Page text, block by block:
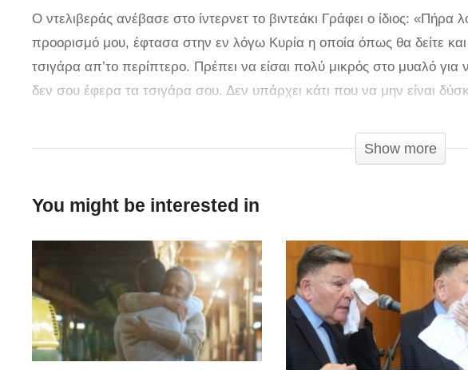
Ο ντελιβεράς ανέβασε στο ίντερνετ το βιντεάκι Γράφει ο ίδιος:
προορισμό μου, έφτασα στην εν λόγω Κυρία η οποία όπως θα δείτε
τσιγάρα απ’το περίπτερο. Πρέπει να είσαι πολύ μικρός στο μυαλό για
δεν σου έφερα τα τσιγάρα σου. Δεν υπάρχει κάτι που να μην είναι
Το βίντεο είναι καθαρά για δείτε ένα μικρό απόσπασμα μιας
Show more
You might be interested in